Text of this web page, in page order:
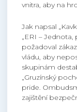
vnitra, aby na
Jak napsal
„ERI – Jednota,
požadoval
vládu, aby
skupinám
„Gruzínský
pride.
zajištění